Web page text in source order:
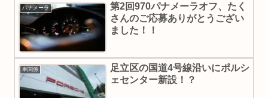
パナメーラ
第2回970パナメーラオフ、たく
さんのご応募ありがとうござい
ました！！
車関係
足立区の国道4号線沿いにポルシ
ェセンター新設！？